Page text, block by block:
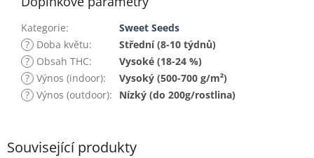
Související produkty
Kategorie:
Sweet Seeds
? Doba květu:
Střední (8-10 týdnů)
? Obsah THC:
Vysoké (18-24 %)
? Výnos (indoor):
Vysoký (500-700 g/m²)
? Výnos (outdoor): Nízký (do 200g/rostlina)